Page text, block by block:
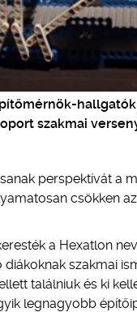
szakmai
perspektívát a
csökken
a Hexatlon
szakmai
találniuk és ki
legnagyobb